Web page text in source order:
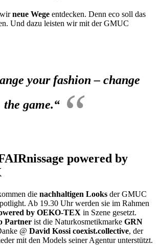
neue Wege entdecken. Denn eco soll das
Und dazu leisten wir mit der GMUC
your fashion – change
the game.“
powered by
die nachhaltigen Looks der GMUC
Ab 19.30 Uhr werden sie im Rahmen
by OEKO-TEX in Szene gesetzt.
Partner ist die Naturkosmetikmarke GRN
@ David Kossi coexist.collective, der
mit den Models seiner Agentur unterstützt.